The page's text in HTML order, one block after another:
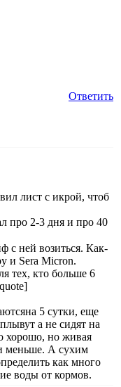
Ответить
лист с икрой, чтоб
про 2-3 дня и про 40
с ней возиться. Как-
и Sera Micron.
тех, кто больше 6
5 сутки, еще
а не сидят на
хорошо, но живая
меньше. А сухим
как много
воды от кормов.